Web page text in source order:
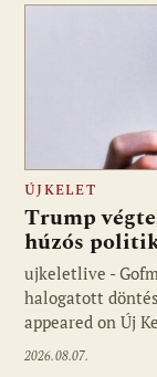
Fotó: ujkelet.live
ÚJKELET
Trump
húzós
ujkeletlive -
halogatott
appeared on Új
2026.08.07.